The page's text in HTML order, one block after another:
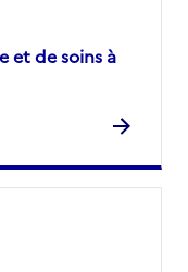
et de soins à